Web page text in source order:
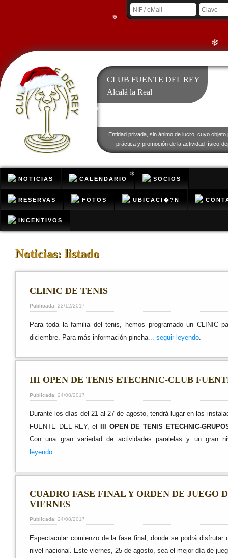
CLUB FUENTE DEL REY
Alcalá la Real
Entidad privada, sin ánimo de lucro, cuyo objeto
práctica y promoción de la actividad físico-
NOTICIAS CALENDARIO SOCIOS
RESERVAS FOTOS UBICACI�?N
INCENTIVOS
Noticias: listado
CLINIC DE TENIS
Publicada: 22/12/2017
Para toda la familia del tenis, hemos programado un CLINIC
diciembre. Para más información pincha... seguir leyendo.
III OPEN DE TENIS ETECHNIC-CLUB
Publicada: 24/08/2017
Durante los días del 21 al 27 de agosto, tendrá lugar en las
FUENTE DEL REY, el III OPEN DE TENIS ETECHNIC-
Con una gran variedad de actividades paralelas y un gran
leyendo.
CUADRO FASE FINAL Y ORDEN DE JUEGO
VIERNES
Publicada: 24/08/2017
Espectacular comienzo de la fase final, donde se podrá disfrutar
nivel nacional. Este viernes, 25 de agosto, sea el mejor día de
❄
❄
❄